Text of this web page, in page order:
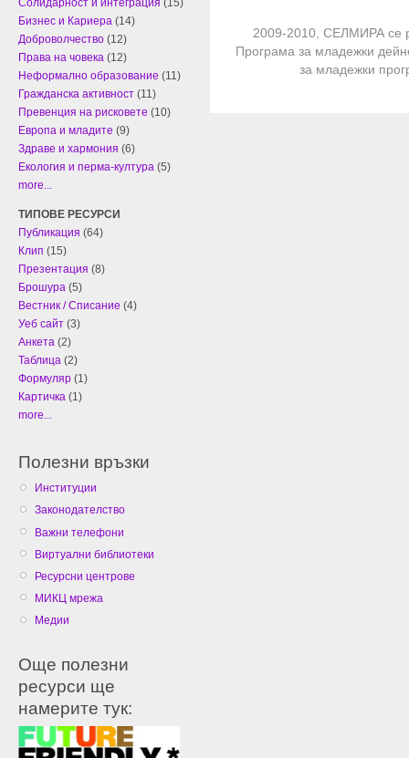
Солидарност и интеграция (15)
Бизнес и Кариера (14)
Доброволчество (12)
Права на човека (12)
Неформално образование (11)
Гражданска активност (11)
Превенция на рисковете (10)
Европа и младите (9)
Здраве и хармония (6)
Екология и перма-култура (5)
more...
ТИПОВЕ РЕСУРСИ
Публикация (64)
Клип (15)
Презентация (8)
Брошура (5)
Вестник / Списание (4)
Уеб сайт (3)
Анкета (2)
Таблица (2)
Формуляр (1)
Картичка (1)
more...
Полезни връзки
Институции
Законодателство
Важни телефони
Виртуални библиотеки
Ресурсни центрове
МИКЦ мрежа
Медии
Още полезни
ресурси ще
намерите тук:
2009-2010, СЕЛМИРА се
Програма за младежки
за младежки